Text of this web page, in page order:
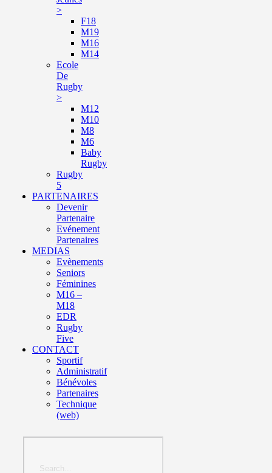
>
F18
M19
M16
M14
Ecole
De
Rugby
>
M12
M10
M8
M6
Baby
Rugby
Rugby
5
PARTENAIRES
Devenir
Partenaire
Evénement
Partenaires
MEDIAS
Evènements
Seniors
Féminines
M16 –
M18
EDR
Rugby
Five
CONTACT
Sportif
Administratif
Bénévoles
Partenaires
Technique
(web)